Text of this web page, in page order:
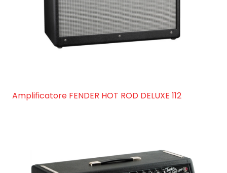
Amplificatore FENDER HOT ROD DELUXE 112